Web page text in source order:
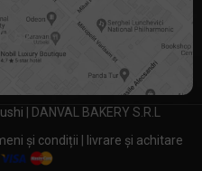
52
| DANVAL BAKERY S.R.L
și condiții livrare și achitare